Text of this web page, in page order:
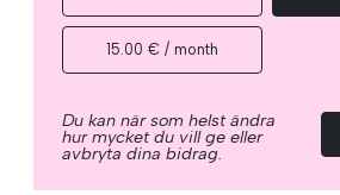
15.00 € / month
Du kan när som helst ändra
hur mycket du vill ge eller
avbryta dina bidrag.